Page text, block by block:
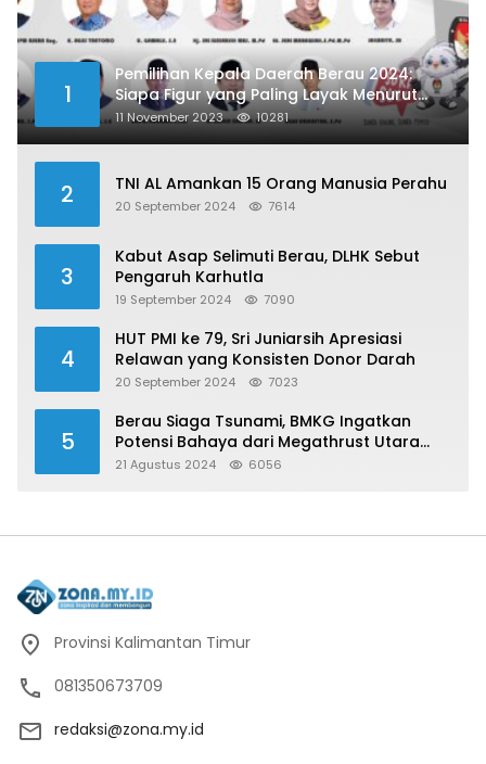
1
Pemilihan Kepala Daerah Berau 2024:
Siapa Figur yang Paling Layak Menurut
Publik?
11 November 2023 10281
2 TNI AL Amankan 15 Orang Manusia Perahu
20 September 2024 7614
3
Kabut Asap Selimuti Berau, DLHK Sebut
Pengaruh Karhutla
19 September 2024 7090
4
HUT PMI ke 79, Sri Juniarsih Apresiasi
Relawan yang Konsisten Donor Darah
20 September 2024 7023
5
Berau Siaga Tsunami, BMKG Ingatkan
Potensi Bahaya dari Megathrust Utara
Sulawesi
21 Agustus 2024 6056
Provinsi Kalimantan Timur
081350673709
redaksi@zona.my.id